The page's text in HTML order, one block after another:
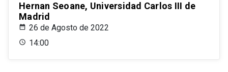
Hernan Seoane, Universidad Carlos III de
Madrid
26 de Agosto de 2022
14:00